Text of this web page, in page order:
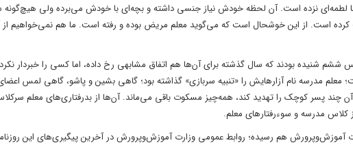
لطمه‌ای نزده است. آن لحظه خودش نیاز جنسی داشته و بچه‌ای با خودش می‌برده ولی هیچ‌گونه
کرده است. از این خوشحال است که می‌گوید معلم مریض بوده و رفته است. ما هم نمی‌خواهیم
ششم شنیده بودند که سال گذشته برای آن‌ها هم اتفاق مشابهی رخ داده، اما کسی را خبردار
معلم مدرسه نام آزارهایش را «تنبیه سربازی» گذاشته بود؛ گاهی بشین و پاشو، گاهی لمس
چند پسر کوچک را تهدید کند، همه‌چیز مسکوت باقی می‌ماند. آن‌ها از بدرفتاری‌های معلم
کلاس مدرسه و سوءرفتارهای معلم.
آموزش‌وپرورش هم رسیده؛ روابط عمومی وزارت آموزش‌وپرورش در آخرین پیگیری‌های این